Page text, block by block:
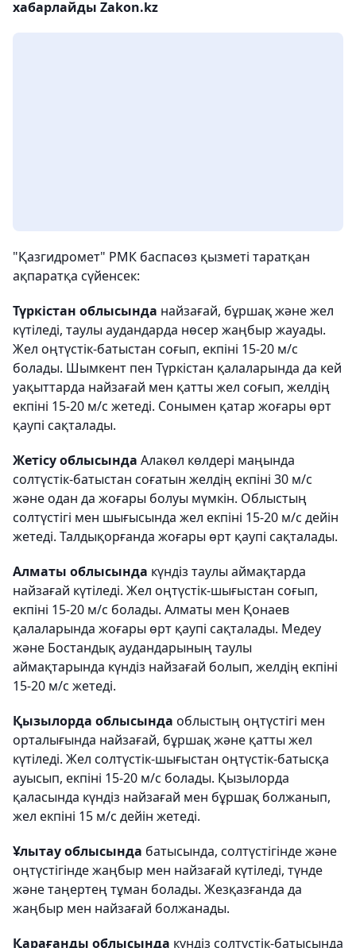
хабарлайды Zakon.kz
"Қазгидромет" РМК баспасөз қызметі таратқан
ақпаратқа сүйенсек:
Түркістан облысында найзағай, бұршақ және жел
күтіледі, таулы аудандарда нөсер жаңбыр жауады.
Жел оңтүстік-батыстан соғып, екпіні 15-20 м/с
болады. Шымкент пен Түркістан қалаларында да кей
уақыттарда найзағай мен қатты жел соғып, желдің
екпіні 15-20 м/с жетеді. Сонымен қатар жоғары өрт
қаупі сақталады.
Жетісу облысында Алакөл көлдері маңында
солтүстік-батыстан соғатын желдің екпіні 30 м/с
және одан да жоғары болуы мүмкін. Облыстың
солтүстігі мен шығысында жел екпіні 15-20 м/с дейін
жетеді. Талдықорғанда жоғары өрт қаупі сақталады.
Алматы облысында күндіз таулы аймақтарда
найзағай күтіледі. Жел оңтүстік-шығыстан соғып,
екпіні 15-20 м/с болады. Алматы мен Қонаев
қалаларында жоғары өрт қаупі сақталады. Медеу
және Бостандық аудандарының таулы
аймақтарында күндіз найзағай болып, желдің екпіні
15-20 м/с жетеді.
Қызылорда облысында облыстың оңтүстігі мен
орталығында найзағай, бұршақ және қатты жел
күтіледі. Жел солтүстік-шығыстан оңтүстік-батысқа
ауысып, екпіні 15-20 м/с болады. Қызылорда
қаласында күндіз найзағай мен бұршақ болжанып,
жел екпіні 15 м/с дейін жетеді.
Ұлытау облысында батысында, солтүстігінде және
оңтүстігінде жаңбыр мен найзағай күтіледі, түнде
және таңертең тұман болады. Жезқазғанда да
жаңбыр мен найзағай болжанады.
Қарағанды облысында күндіз солтүстік-батысында